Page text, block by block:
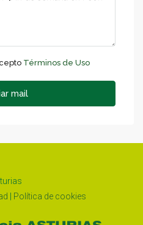
Términos de Uso
mail
Política de cookies